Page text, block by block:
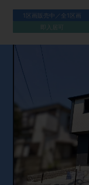
1区画販売中／全1区画
即入居可